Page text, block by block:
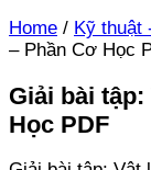
Home / Kỹ thuật
– Phần Cơ Học
Giải bài
Học PDF